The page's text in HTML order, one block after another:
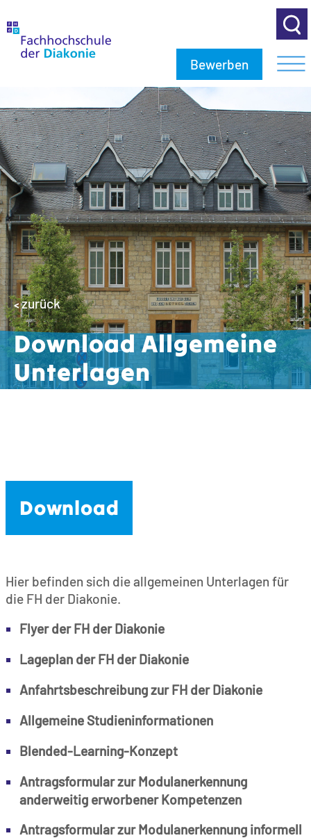
Bewerben
<zurück
Download Allgemeine
Unterlagen
Download
Hier befinden sich die allgemeinen Unterlagen für
die FH der Diakonie.
Flyer der FH der Diakonie
Lageplan der FH der Diakonie
Anfahrtsbeschreibung zur FH der Diakonie
Allgemeine Studieninformationen
Blended-Learning-Konzept
Antragsformular zur Modulanerkennung
anderweitig erworbener Kompetenzen
Antragsformular zur Modulanerkennung informell